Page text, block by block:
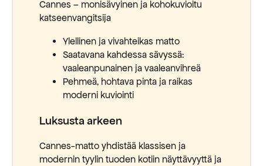
Cannes – monisävyinen ja kohokuvioitu
katseenvangitsija
Ylellinen ja vivahteikas matto
Saatavana kahdessa sävyssä:
vaaleanpunainen ja vaaleanvihreä
Pehmeä, hohtava pinta ja raikas
moderni kuviointi
Luksusta arkeen
Cannes-matto yhdistää klassisen ja
modernin tyylin tuoden kotiin näyttävyyttä ja